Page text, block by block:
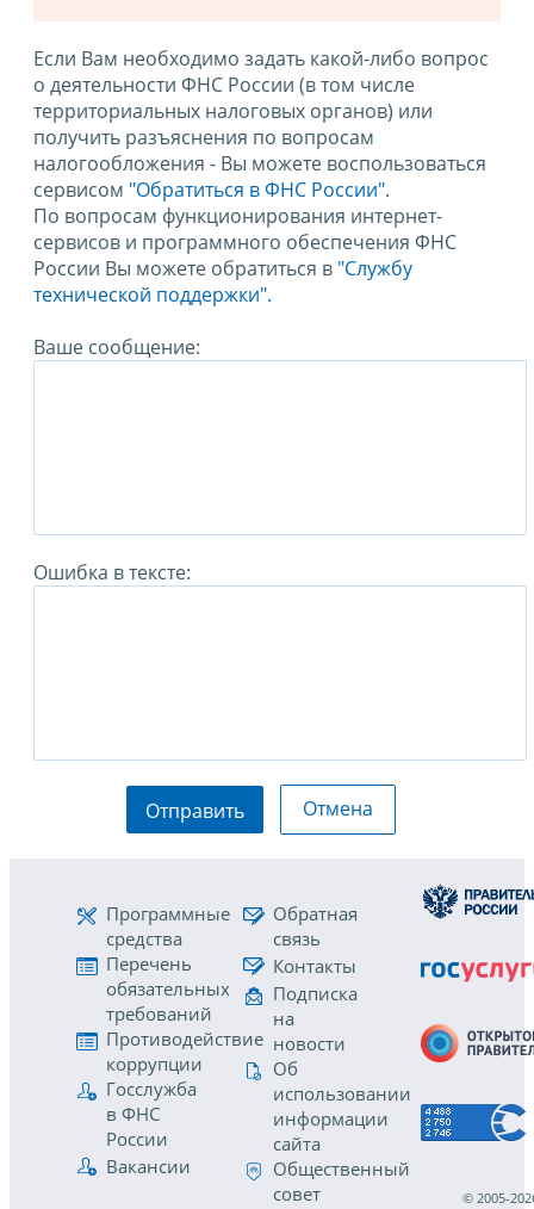
Если Вам необходимо задать какой-либо вопрос
о деятельности ФНС России (в том числе
территориальных налоговых органов) или
получить разъяснения по вопросам
налогообложения - Вы можете воспользоваться
сервисом "Обратиться в ФНС России".
По вопросам функционирования интернет-
сервисов и программного обеспечения ФНС
России Вы можете обратиться в "Службу
технической поддержки".
Ваше сообщение:
Ошибка в тексте:
Отправить Отмена
Программные
средства
Перечень
обязательных
требований
Противодействие
коррупции
Госслужба
в ФНС
России
Вакансии
Обратная
связь
Контакты
Подписка
на
новости
Об
использовании
информации
сайта
Общественный
совет
© 2005-